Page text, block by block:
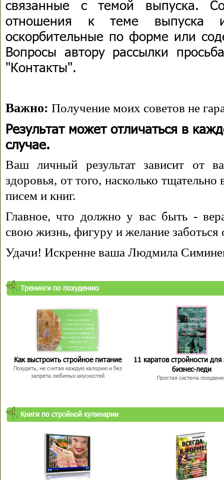
связанные с темой выпуска.
отношения к теме выпуска
оскорбительные по форме или
Вопросы автору рассылки
"Контакты".
Важно: Получение моих советов не
Результат может отличаться в
случае.
Ваш личный результат зависит от
здоровья, от того, насколько
писем и книг.
Главное, что должно у вас быть -
свою жизнь, фигуру и желание заботься
Удачи! Искренне ваша Людмила
Тренинги по похудению
Как выстроить стройное питание
Похудеть, не считая каждую калорию и без
запрета любимых вкусностей
11 каратов стройности для
бизнес-леди
Простая система
Книги по стройной кулинарии